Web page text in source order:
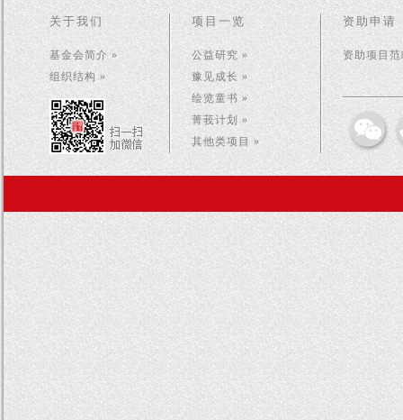
关于我们
基金会简介 »
组织结构 »
项目一览
公益研究 »
豫见成长 »
绘览童书 »
菁莪计划 »
其他类项目 »
资助申请
资助项目